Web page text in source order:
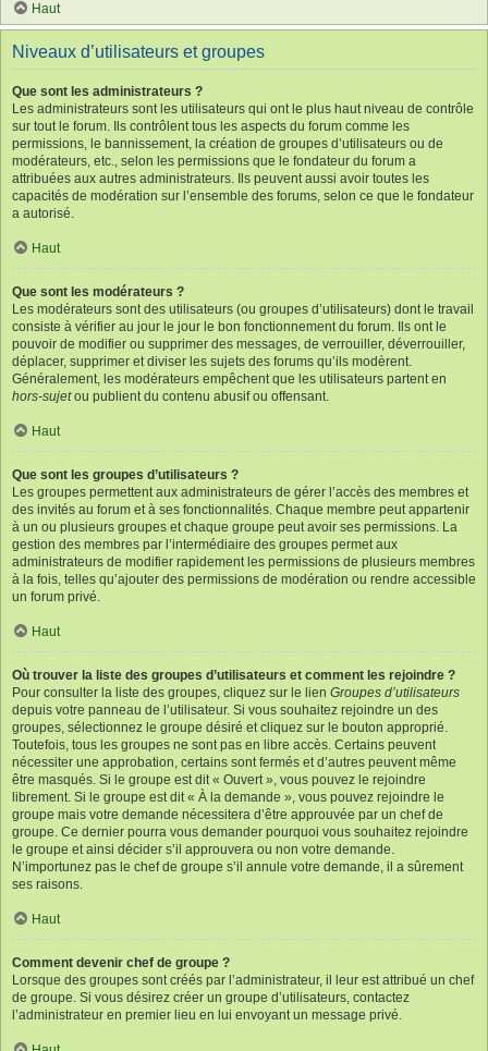
Haut
Niveaux d’utilisateurs et groupes
Que sont les administrateurs ?
Les administrateurs sont les utilisateurs qui ont le plus haut niveau de contrôle
sur tout le forum. Ils contrôlent tous les aspects du forum comme les
permissions, le bannissement, la création de groupes d’utilisateurs ou de
modérateurs, etc., selon les permissions que le fondateur du forum a
attribuées aux autres administrateurs. Ils peuvent aussi avoir toutes les
capacités de modération sur l’ensemble des forums, selon ce que le fondateur
a autorisé.
Haut
Que sont les modérateurs ?
Les modérateurs sont des utilisateurs (ou groupes d’utilisateurs) dont le travail
consiste à vérifier au jour le jour le bon fonctionnement du forum. Ils ont le
pouvoir de modifier ou supprimer des messages, de verrouiller, déverrouiller,
déplacer, supprimer et diviser les sujets des forums qu’ils modèrent.
Généralement, les modérateurs empêchent que les utilisateurs partent en
hors-sujetou publient du contenu abusif ou offensant.
Haut
Que sont les groupes d’utilisateurs ?
Les groupes permettent aux administrateurs de gérer l’accès des membres et
des invités au forum et à ses fonctionnalités. Chaque membre peut appartenir
à un ou plusieurs groupes et chaque groupe peut avoir ses permissions. La
gestion des membres par l’intermédiaire des groupes permet aux
administrateurs de modifier rapidement les permissions de plusieurs membres
à la fois, telles qu’ajouter des permissions de modération ou rendre accessible
un forum privé.
Haut
Où trouver la liste des groupes d’utilisateurs et comment les rejoindre ?
Pour consulter la liste des groupes, cliquez sur le lien Groupes d’utilisateurs
depuis votre panneau de l’utilisateur. Si vous souhaitez rejoindre un des
groupes, sélectionnez le groupe désiré et cliquez sur le bouton approprié.
Toutefois, tous les groupes ne sont pas en libre accès. Certains peuvent
nécessiter une approbation, certains sont fermés et d’autres peuvent même
être masqués. Si le groupe est dit « Ouvert », vous pouvez le rejoindre
librement. Si le groupe est dit « À la demande », vous pouvez rejoindre le
groupe mais votre demande nécessitera d’être approuvée par un chef de
groupe. Ce dernier pourra vous demander pourquoi vous souhaitez rejoindre
le groupe et ainsi décider s’il approuvera ou non votre demande.
N’importunez pas le chef de groupe s’il annule votre demande, il a sûrement
ses raisons.
Haut
Comment devenir chef de groupe ?
Lorsque des groupes sont créés par l’administrateur, il leur est attribué un chef
de groupe. Si vous désirez créer un groupe d’utilisateurs, contactez
l’administrateur en premier lieu en lui envoyant un message privé.